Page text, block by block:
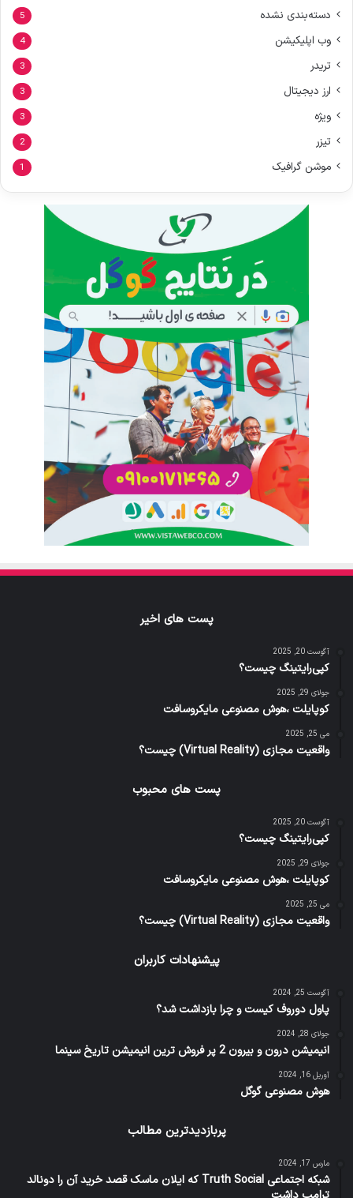
دسته‌بندی نشده 5
وب اپلیکیشن 4
تریدر 3
ارز دیجیتال 3
ویژه 3
تیزر 2
موشن گرافیک 1
پست های اخیر
آگوست 20, 2025
کپی‌رایتینگ چیست؟
جولای 29, 2025
کوپایلت ،هوش مصنوعی مایکروسافت
می 25, 2025
واقعیت مجازی (Virtual Reality) چیست؟
پست های محبوب
آگوست 20, 2025
کپی‌رایتینگ چیست؟
جولای 29, 2025
کوپایلت ،هوش مصنوعی مایکروسافت
می 25, 2025
واقعیت مجازی (Virtual Reality) چیست؟
پیشنهادات کاربران
آگوست 25, 2024
پاول دوروف کیست و چرا بازداشت شد؟
جولای 28, 2024
انیمیشن درون و بیرون 2 پر فروش ترین انیمیشن تاریخ سینما
آوریل 16, 2024
هوش مصنوعی گوگل
پربازدیدترین مطالب
مارس 17, 2024
شبکه اجتماعی Truth Social که ایلان ماسک قصد خرید آن را دونالد